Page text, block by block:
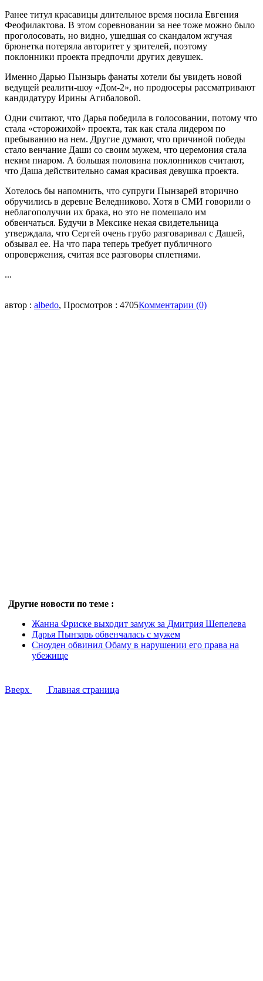
Ранее титул красавицы длительное время носила Евгения
Феофилактова. В этом соревновании за нее тоже можно было
проголосовать, но видно, ушедшая со скандалом жгучая
брюнетка потеряла авторитет у зрителей, поэтому
поклонники проекта предпочли других девушек.
Именно Дарью Пынзырь фанаты хотели бы увидеть новой
ведущей реалити-шоу «Дом-2», но продюсеры рассматривают
кандидатуру Ирины Агибаловой.
Одни считают, что Дарья победила в голосовании, потому что
стала «сторожихой» проекта, так как стала лидером по
пребыванию на нем. Другие думают, что причиной победы
стало венчание Даши со своим мужем, что церемония стала
неким пиаром. А большая половина поклонников считают,
что Даша действительно самая красивая девушка проекта.
Хотелось бы напомнить, что супруги Пынзарей вторично
обручились в деревне Веледниково. Хотя в СМИ говорили о
неблагополучии их брака, но это не помешало им
обвенчаться. Будучи в Мексике некая свидетельница
утверждала, что Сергей очень грубо разговаривал с Дашей,
обзывал ее. На что пара теперь требует публичного
опровержения, считая все разговоры сплетнями.
...
автор : albedo, Просмотров : 4705Комментарии (0)
Другие новости по теме :
Жанна Фриске выходит замуж за Дмитрия Шепелева
Дарья Пынзарь обвенчалась с мужем
Сноуден обвинил Обаму в нарушении его права на
убежище
Вверх Главная страница